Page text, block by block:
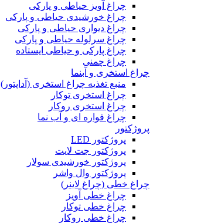
چراغ آویز حیاطی و پارکی
چراغ خورشیدی حیاطی و پارکی
چراغ دیواری حیاطی و پارکی
چراغ سرلوله حیاطی و پارکی
چراغ پارکی و حیاطی ایستاده
چراغ چمنی
چراغ استخری و آبنما
منبع تغذیه چراغ استخری (آداپتور)
چراغ استخری توکار
چراغ استخری روکار
چراغ فواره ای و آب نما
پروژکتور
پروژکتور LED
پروژکتور جت لایت
پروژکتور خورشیدی سولار
پروژکتور وال واشر
چراغ خطی (چراغ لاینر)
چراغ خطی آویز
چراغ خطی توکار
چراغ خطی روکار